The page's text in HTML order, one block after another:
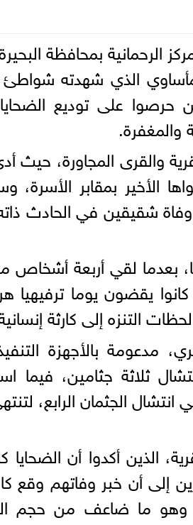
بمحافظة
الذي شهدته شواطئ
حرصوا على توديع
والمغفرة.
والقرى المجاورة، حيث
الأخير بمقابر
وفاة شقيقين في الحادث
بعدما لقي أربعة أشخاص
يقضون يوما ترفيهيا
التنزه إلى كارثة
مدعومة بالأجهزة
ثلاثة جثامين، فيما
الجثمان الرابع،
الذين أكدوا أن الضحايا
إلى أن خبر وفاتهم وقع
وهو ما ضاعف من حجم